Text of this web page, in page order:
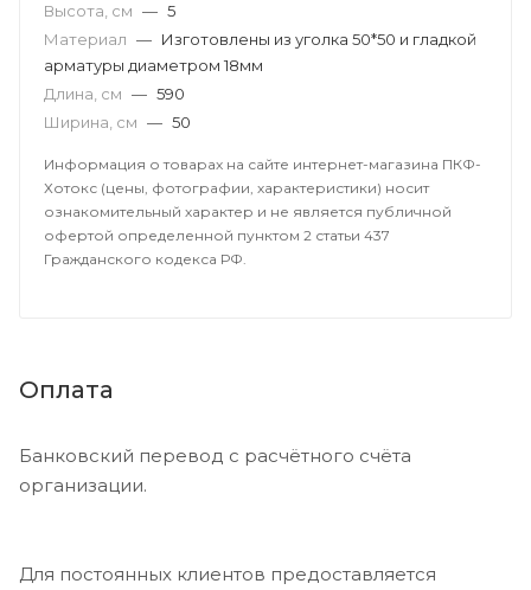
Высота, см — 5
Материал — Изготовлены из уголка 50*50 и гладкой
арматуры диаметром 18мм
Длина, см — 590
Ширина, см — 50
Информация о товарах на сайте интернет-магазина ПКФ-
Хотокс (цены, фотографии, характеристики) носит
ознакомительный характер и не является публичной
офертой определенной пунктом 2 статьи 437
Гражданского кодекса РФ.
Оплата
Банковский перевод с расчётного счёта
организации.
Для постоянных клиентов предоставляется